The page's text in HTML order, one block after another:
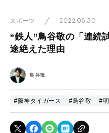
スポーツ 2022.06.30
“鉄人”鳥谷敬の「連続
途絶えた理由
鳥谷敬
#阪神タイガース #鳥谷敬 #